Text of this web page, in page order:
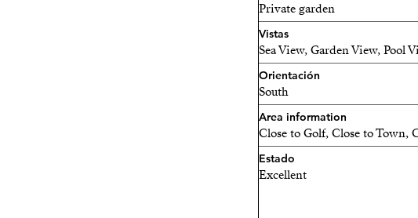
Private garden
Vistas
Sea View, Garden View, Pool
Orientación
South
Area information
Close to Golf, Close to Town,
Estado
Excellent